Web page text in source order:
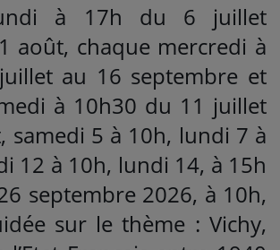
à 17h du 6 juillet
août, chaque mercredi à
au 16 septembre et
à 10h30 du 11 juillet
samedi 5 à 10h, lundi 7 à
12 à 10h, lundi 14, à 15h
septembre 2026, à 10h,
sur le thème : Vichy,